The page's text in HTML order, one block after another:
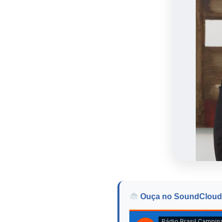
Ouça no